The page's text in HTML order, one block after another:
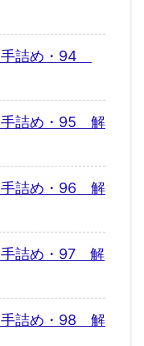
詰め・94
手詰め・95 解
手詰め・96 解
詰め・97 解
手詰め・98 解